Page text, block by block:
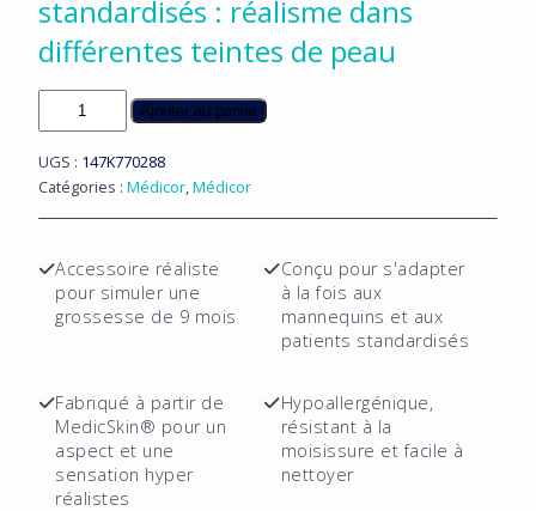
standardisés : réalisme dans
différentes teintes de peau
quantité
de
Ventre
de
Assortiment
de
Ajouter au panier
UGS : 147K770288
Catégories : Médicor,Médicor
Accessoire réaliste
pour simuler une
grossesse de 9 mois
Conçu pour s'adapter
à la fois aux
mannequins et aux
patients standardisés
Fabriqué à partir de
MedicSkin® pour un
aspect et une
sensation hyper
réalistes
Hypoallergénique,
résistant à la
moisissure et facile à
nettoyer